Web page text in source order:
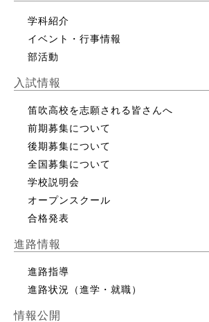
学科紹介
イベント・行事情報
部活動
入試情報
笛吹高校を志願される皆さんへ
前期募集について
後期募集について
全国募集について
学校説明会
オープンスクール
合格発表
進路情報
進路指導
進路状況（進学・就職）
情報公開